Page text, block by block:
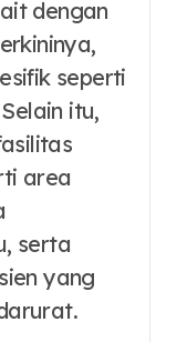
dengan
seperti
itu,
area
serta
yang